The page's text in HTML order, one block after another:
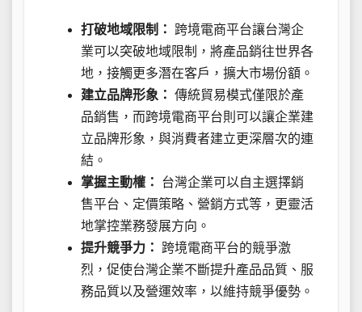
打破地域限制：
跨境電商平台讓台灣企
業可以突破地域限制，將產品銷往世界各
地，接觸更多潛在客戶，擴大市場份額。
建立品牌形象： 傳統貿易模式僅限於產
品銷售，而跨境電商平台則可以讓企業建
立品牌形象，與消費者建立更深層次的連
結。
掌握主動權：
台灣企業可以自主選擇銷
售平台、定價策略、營銷方式等，更靈活
地掌控業務發展方向。
提升競爭力：
跨境電商平台的競爭激
烈，促使台灣企業不斷提升產品品質、服
務品質以及營運效率，以維持競爭優勢。